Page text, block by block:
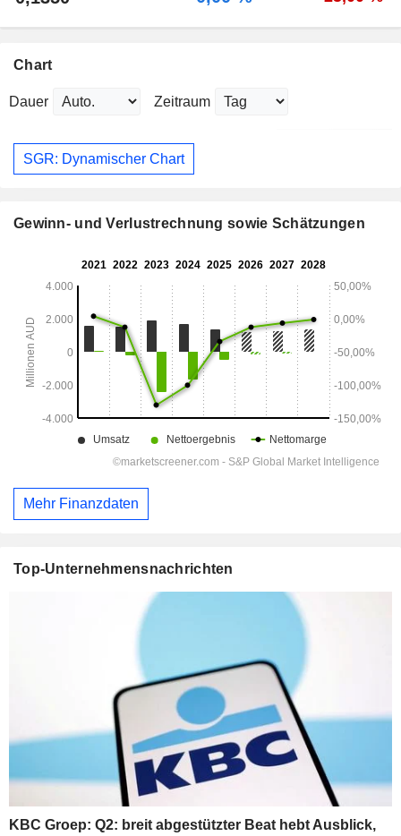
Chart
Dauer Zeitraum
SGR: Dynamischer Chart
Gewinn- und Verlustrechnung sowie Schätzungen
Mehr Finanzdaten
Top-Unternehmensnachrichten
KBC Groep: Q2: breit abgestützter Beat hebt Ausblick,